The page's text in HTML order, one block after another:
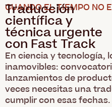
CUANDO EL TIEMPO NO
Traducción
científica y
técnica urgente
con Fast Track
En ciencia y tecnología,
inamovibles:
lanzamientos de
veces necesitas una
cumplir con esas fechas.